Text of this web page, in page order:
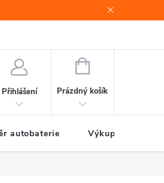
Přihlášení
NÁKUPNÍ
Prázdný košík
autobaterie Výkup